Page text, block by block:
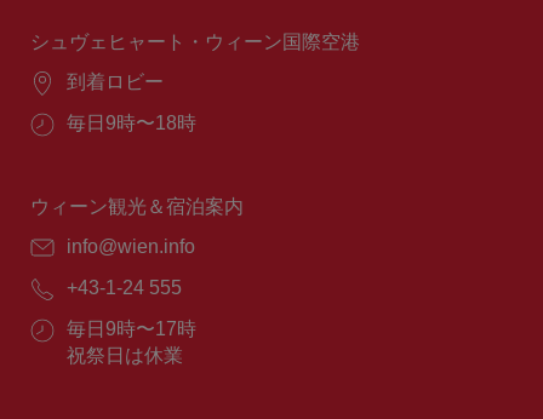
間：
シュヴェヒャート・ウィーン国際空港
場
到着ロビー
営
間：
毎日9時〜18時
ウィーン観光＆宿泊案内
E
ー
ル：
info@wien.info
電
番
号：
+43-1-24 555
営
業
毎日9時〜17時
祝祭日は休業